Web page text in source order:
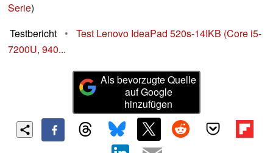
Serie)
Testbericht
•
Test Lenovo IdeaPad 520s-14IKB (Core i5-
7200U, 940...
Als bevorzugte Quelle
auf Google
hinzufügen